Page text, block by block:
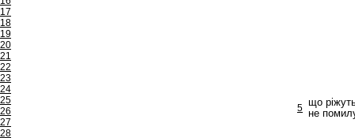
17
18
19
20
21
22
23
24
25
26
27
28
5 що
не